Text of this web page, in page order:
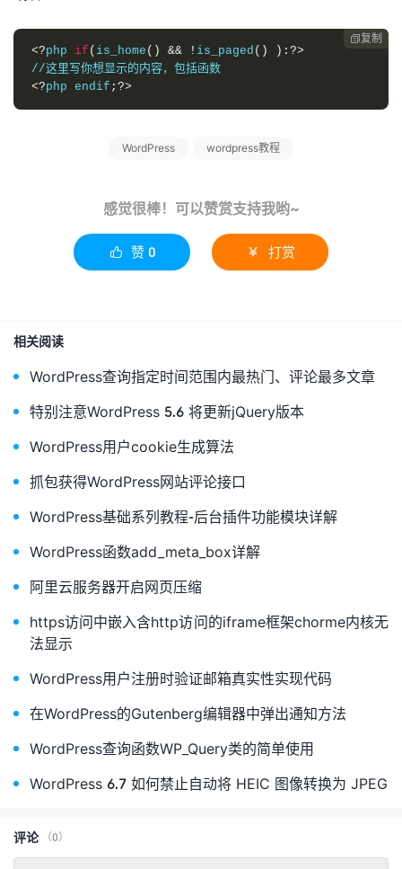
复制
<?php if ( is_home () && ! is_paged ()
):?>
<?php endif ;?>
WordPress wordpress教程
感觉很棒！可以赞赏支持我哟~
 赞 0  打赏
相关阅读
WordPress查询指定时间范围内最热门、评论最多文章
特别注意WordPress 5.6 将更新jQuery版本
WordPress用户cookie生成算法
抓包获得WordPress网站评论接口
WordPress基础系列教程-后台插件功能模块详解
WordPress函数add_meta_box详解
阿里云服务器开启网页压缩
https访问中嵌入含http访问的iframe框架chorme内核无
法显示
WordPress用户注册时验证邮箱真实性实现代码
在WordPress的Gutenberg编辑器中弹出通知方法
WordPress查询函数WP_Query类的简单使用
WordPress 6.7 如何禁止自动将 HEIC 图像转换为 JPEG
评论（0）